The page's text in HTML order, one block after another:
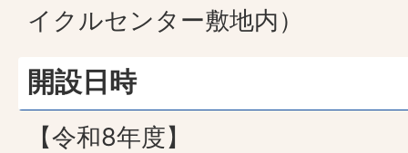
イクルセンター敷地内）
開設日時
【令和8年度】